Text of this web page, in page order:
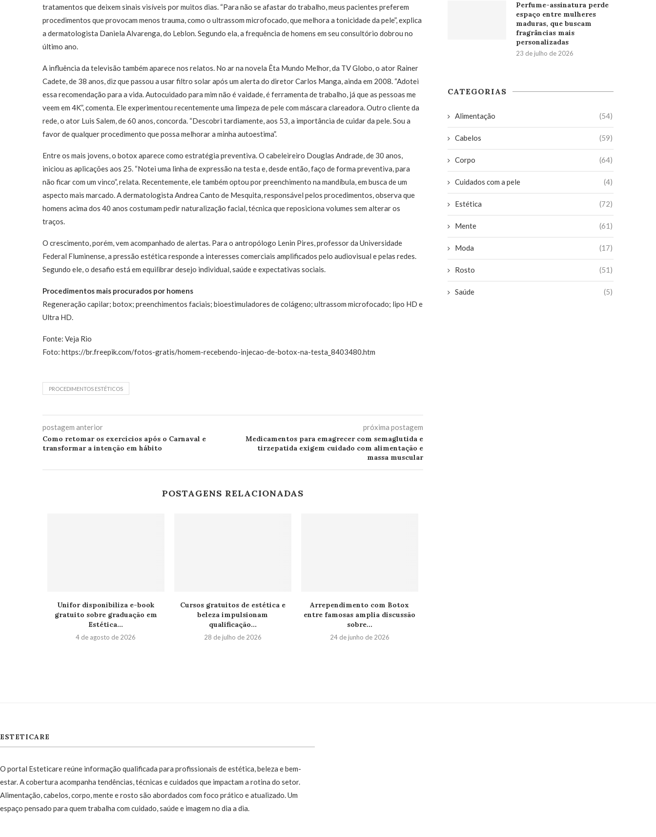
tratamentos que deixem sinais visíveis por muitos dias. “Para não se afastar do trabalho, meus pacientes preferem
procedimentos que provocam menos trauma, como o ultrassom microfocado, que melhora a tonicidade da pele”, explica
a dermatologista Daniela Alvarenga, do Leblon. Segundo ela, a frequência de homens em seu consultório dobrou no
último ano.
A influência da televisão também aparece nos relatos. No ar na novela Êta Mundo Melhor, da TV Globo, o ator Rainer
Cadete, de 38 anos, diz que passou a usar filtro solar após um alerta do diretor Carlos Manga, ainda em 2008. “Adotei
essa recomendação para a vida. Autocuidado para mim não é vaidade, é ferramenta de trabalho, já que as pessoas me
veem em 4K”, comenta. Ele experimentou recentemente uma limpeza de pele com máscara clareadora. Outro cliente da
rede, o ator Luis Salem, de 60 anos, concorda. “Descobri tardiamente, aos 53, a importância de cuidar da pele. Sou a
favor de qualquer procedimento que possa melhorar a minha autoestima”.
Entre os mais jovens, o botox aparece como estratégia preventiva. O cabeleireiro Douglas Andrade, de 30 anos,
iniciou as aplicações aos 25. “Notei uma linha de expressão na testa e, desde então, faço de forma preventiva, para
não ficar com um vinco”, relata. Recentemente, ele também optou por preenchimento na mandíbula, em busca de um
aspecto mais marcado. A dermatologista Andrea Canto de Mesquita, responsável pelos procedimentos, observa que
homens acima dos 40 anos costumam pedir naturalização facial, técnica que reposiciona volumes sem alterar os
traços.
O crescimento, porém, vem acompanhado de alertas. Para o antropólogo Lenin Pires, professor da Universidade
Federal Fluminense, a pressão estética responde a interesses comerciais amplificados pelo audiovisual e pelas redes.
Segundo ele, o desafio está em equilibrar desejo individual, saúde e expectativas sociais.
Procedimentos mais procurados por homens
Regeneração capilar; botox; preenchimentos faciais; bioestimuladores de colágeno; ultrassom microfocado; lipo HD e
Ultra HD.
Fonte: Veja Rio
Foto: https://br.freepik.com/fotos-gratis/homem-recebendo-injecao-de-botox-na-testa_8403480.htm
PROCEDIMENTOS ESTÉTICOS
postagem anterior
Como retomar os exercícios após o Carnaval e
transformar a intenção em hábito
próxima postagem
Medicamentos para emagrecer com semaglutida e
tirzepatida exigem cuidado com alimentação e
massa muscular
POSTAGENS RELACIONADAS
Unifor disponibiliza e-book
gratuito sobre graduação em
Estética...
4 de agosto de 2026
Cursos gratuitos de estética e
beleza impulsionam
qualificação...
28 de julho de 2026
Arrependimento com Botox
entre famosas amplia discussão
sobre...
24 de junho de 2026
Perfume-assinatura perde
espaço entre mulheres
maduras, que buscam
fragrâncias mais
personalizadas
23 de julho de 2026
CATEGORIAS
Alimentação (54)
Cabelos (59)
Corpo (64)
Cuidados com a pele (4)
Estética (72)
Mente (61)
Moda (17)
Rosto (51)
Saúde (5)
ESTETICARE
O portal Esteticare reúne informação qualificada para profissionais de estética, beleza e bem-
estar. A cobertura acompanha tendências, técnicas e cuidados que impactam a rotina do setor.
Alimentação, cabelos, corpo, mente e rosto são abordados com foco prático e atualizado. Um
espaço pensado para quem trabalha com cuidado, saúde e imagem no dia a dia.